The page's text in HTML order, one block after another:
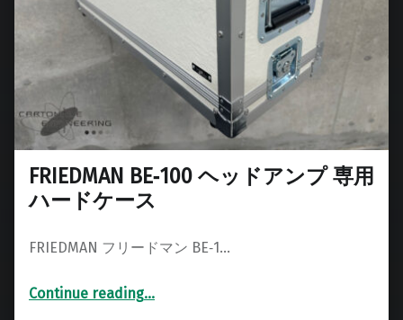
FRIEDMAN BE‑100 ヘッドアンプ 専用
ハードケース
FRIEDMAN フリードマン BE‑1…
Continue reading“FRIEDMAN BE‑100 ヘッドアンプ 専用ハードケース”
…